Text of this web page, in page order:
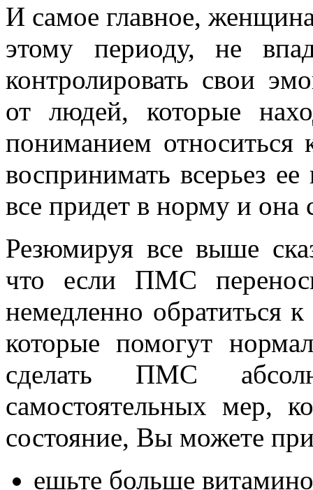
И самое главное,
этому периоду, не
контролировать свои
от людей, которые
пониманием
воспринимать всерьез
все придет в норму и она
Резюмируя все выше
что если ПМС
немедленно обратиться
которые помогут
сделать ПМС
самостоятельных мер,
состояние, Вы можете
ешьте больше